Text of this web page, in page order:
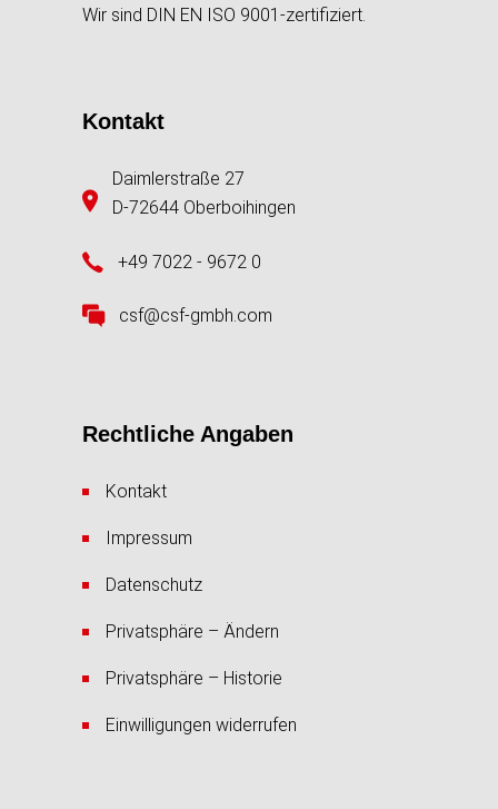
Wir sind DIN EN ISO 9001-zertifiziert.
Kontakt
Daimlerstraße 27
D-72644 Oberboihingen
+49 7022 - 9672 0
csf@csf-gmbh.com
Rechtliche Angaben
Kontakt
Impressum
Datenschutz
Privatsphäre – Ändern
Privatsphäre – Historie
Einwilligungen widerrufen